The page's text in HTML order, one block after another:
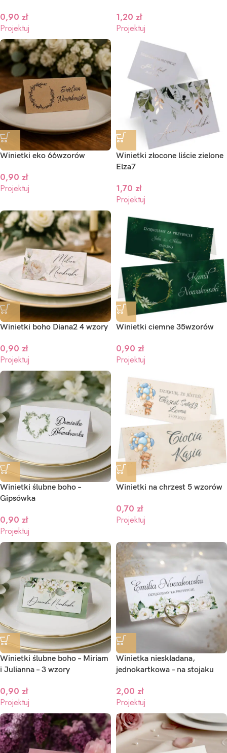
ślubne składane –
– ze złotym serduszkiem
zł
Zaproszenia ślubne Brama
zdjęciem – Dafne
2,80zł
Projektuj
0,90 zł
Projektuj
1,20 zł
Projektuj
Winietki eko 66wzorów
0,90 zł
Projektuj
Winietki złocone liście zielone
Elza7
1,70 zł
Projektuj
Winietki boho Diana2 4 wzory
0,90 zł
Projektuj
Winietki ciemne 35wzorów
0,90 zł
Projektuj
Winietki ślubne boho –
Gipsówka
0,90 zł
Projektuj
Winietki na chrzest 5 wzorów
0,70 zł
Projektuj
Winietki ślubne boho – Miriam
i Julianna – 3 wzory
0,90 zł
Projektuj
Winietka nieskładana,
jednokartkowa – na stojaku
2,00 zł
Projektuj